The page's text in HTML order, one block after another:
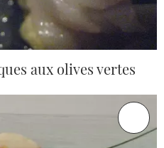
aux olives vertes